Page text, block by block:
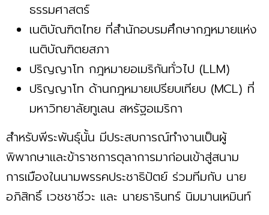
ธรรมศาสตร์
เนติบัณฑิตไทย ที่สำนักอบรมศึกษากฎหมายแห่ง
เนติบัณฑิตยสภา
ปริญญาโท กฎหมายอเมริกันทั่วไป (LLM)
ปริญญาโท ด้านกฎหมายเปรียบเทียบ (MCL) ที่
มหาวิทยาลัยทูเลน สหรัฐอเมริกา
สำหรับพีระพันธุ์นั้น มีประสบการณ์ทำงานเป็นผู้
พิพากษาและข้าราชการตุลาการมาก่อนเข้าสู่สนาม
การเมืองในนามพรรคประชาธิปัตย์ ร่วมทีมกับ นาย
อภิสิทธิ์ เวชชาชีวะ และ นายธารินทร์ นิมมานเหมินท์